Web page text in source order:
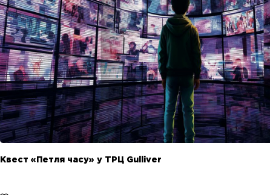
Квест «Петля часу» у ТРЦ Gulliver